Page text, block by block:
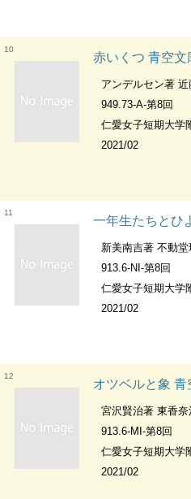
10
赤いくつ 青空文庫
アンデルセン著 近藤菜
949.73-A-第8回
仁愛女子短期大学
2021/02
11
一年生たちとひよめ 青
新美南吉著 不動堂瑞希
913.6-NI-第8回
仁愛女子短期大学
2021/02
12
オツベルと象 青空文
宮沢賢治著 東香奈江表
913.6-MI-第8回
仁愛女子短期大学
2021/02